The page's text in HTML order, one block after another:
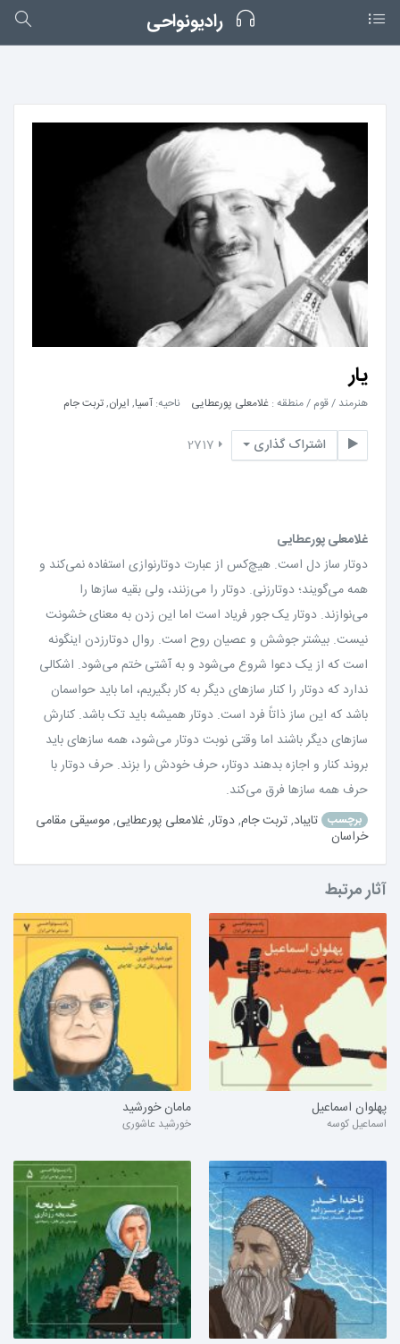
رادیونواحی
یار
هنرمند / قوم / منطقه : غلامعلی پورعطایی ناحیه: آسیا, ایران,تربت جام
اشتراک گذاری 2717
غلامعلی پورعطایی
دوتار ساز دل است. هیچ‌کس از عبارت دوتارنوازی استفاده نمی‌کند و
همه می‌گویند؛ دوتارزنی. دوتار را می‌زنند، ولی بقیه سازها را
می‌نوازند. دوتار یک جور فریاد است اما این زدن به معنای خشونت
نیست. بیشتر جوشش و عصیان روح است. روال دوتارزدن اینگونه
است که از یک دعوا شروع می‌شود و به آشتی ختم می‌شود. اشکالی
ندارد که دوتار را کنار سازهای دیگر به کار بگیریم، اما باید حواسمان
باشد که این ساز ذاتاً فرد است. دوتار همیشه باید تک باشد. کنارش
سازهای دیگر باشند اما وقتی نوبت دوتار می‌شود، همه سازهای باید
بروند کنار و اجازه بدهند دوتار، حرف خودش را بزند. حرف دوتار با
حرف همه ساز‌ها فرق می‌کند.
برچسب تایباد,تربت جام,دوتار, غلامعلی پورعطایی,موسیقی مقامی
خراسان
آثار مرتبط
مامان خورشید
خورشید عاشوری
پهلوان اسماعیل
اسماعیل کوسه